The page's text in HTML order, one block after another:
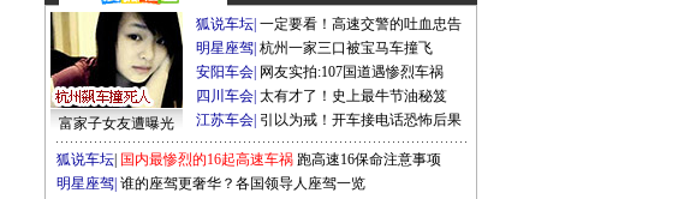
富家子女友遭曝光
狐说车坛 一定要看！高速交警的吐血忠告
明星座驾 杭州一家三口被宝马车撞飞
安阳车会 网友实拍:107国道遇惨烈车祸
四川车会 太有才了！史上最牛节油秘笈
江苏车会 引以为戒！开车接电话恐怖后果
狐说车坛 国内最惨烈的16起高速车祸 跑高速16保命注意事项
明星座驾 谁的座驾更奢华？各国领导人座驾一览